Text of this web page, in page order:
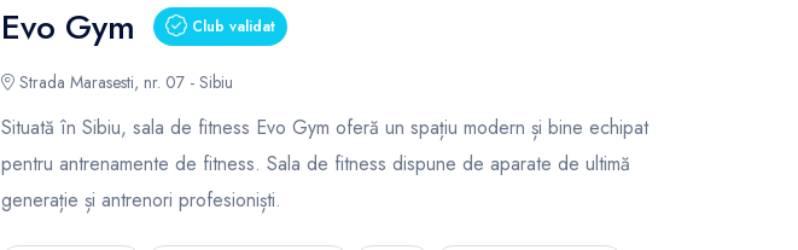
Evo Gym Club validat
Strada Marasesti, nr. 07 - Sibiu
Situată în Sibiu, sala de fitness Evo Gym oferă un spațiu modern și bine echipat
pentru antrenamente de fitness. Sala de fitness dispune de aparate de ultimă
generație și antrenori profesioniști.